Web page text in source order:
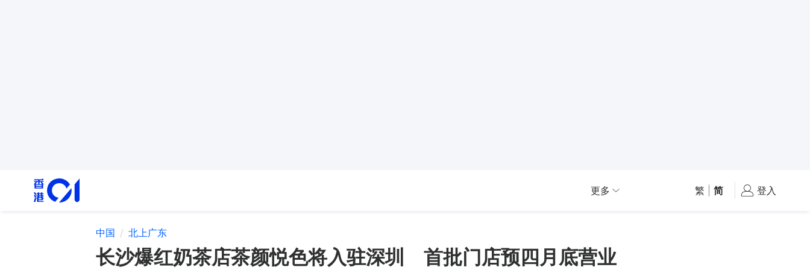
更多 繁 简 登入
中国 北上广东
长沙爆红奶茶店茶颜悦色将入驻深圳 首批门店预四月底营业